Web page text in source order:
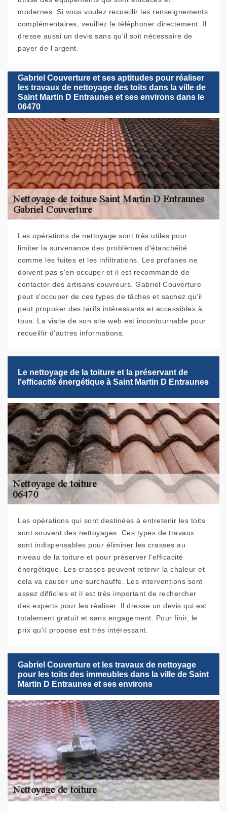
modernes. Si vous voulez recueillir les renseignements
complémentaires, veuillez le téléphoner directement. Il
dresse aussi un devis sans qu'il soit nécessaire de
payer de l'argent.
Gabriel Couverture et ses aptitudes pour réaliser
les travaux de nettoyage des toits dans la ville de
Saint Martin D Entraunes et ses environs dans le
06470
Les opérations de nettoyage sont très utiles pour
limiter la survenance des problèmes d'étanchéité
comme les fuites et les infiltrations. Les profanes ne
doivent pas s'en occuper et il est recommandé de
contacter des artisans couvreurs. Gabriel Couverture
peut s'occuper de ces types de tâches et sachez qu'il
peut proposer des tarifs intéressants et accessibles à
tous. La visite de son site web est incontournable pour
recueillir d'autres informations.
Le nettoyage de la toiture et la préservant de
l'efficacité énergétique à Saint Martin D Entraunes
Les opérations qui sont destinées à entretenir les toits
sont souvent des nettoyages. Ces types de travaux
sont indispensables pour éliminer les crasses au
niveau de la toiture et pour préserver l'efficacité
énergétique. Les crasses peuvent retenir la chaleur et
cela va causer une surchauffe. Les interventions sont
assez difficiles et il est très important de rechercher
des experts pour les réaliser. Il dresse un devis qui est
totalement gratuit et sans engagement. Pour finir, le
prix qu'il propose est très intéressant.
Gabriel Couverture et les travaux de nettoyage
pour les toits des immeubles dans la ville de Saint
Martin D Entraunes et ses environs